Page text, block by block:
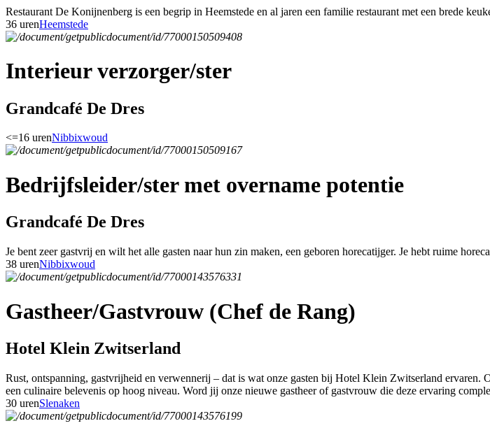
Restaurant De Konijnenberg is een begrip in Heemstede en al jaren een familie restaurant met een brede
36 urenHeemstede
Interieur verzorger/ster
Grandcafé De Dres
<=16 urenNibbixwoud
Bedrijfsleider/ster met overname potentie
Grandcafé De Dres
Je bent zeer gastvrij en wilt het alle gasten naar hun zin maken, een geboren horecatijger. Je hebt ruime
38 urenNibbixwoud
Gastheer/Gastvrouw (Chef de Rang)
Hotel Klein Zwitserland
Rust, ontspanning, gastvrijheid en verwennerij – dat is wat onze gasten bij Hotel Klein Zwitserland ervaren.
een culinaire belevenis op hoog niveau. Word jij onze nieuwe gastheer of gastvrouw die deze ervaring
30 urenSlenaken